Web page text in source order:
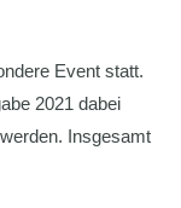
Event statt.
2021 dabei
Insgesamt